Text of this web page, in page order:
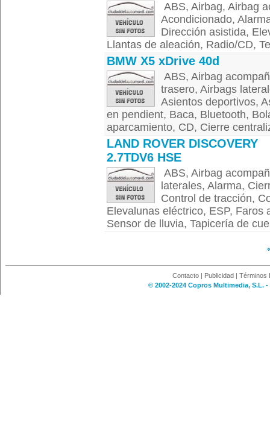
ABS, Airbag, Airbag
Acondicionado,
Dirección asistida,
Llantas de aleación, Radio/CD,
BMW X5 xDrive 40d
ABS, Airbag
trasero, Airbags
Asientos deportivos,
en pendient, Baca, Bluetooth,
aparcamiento, CD, Cierre
LAND ROVER DISCOVERY
2.7TDV6 HSE
ABS, Airbag
laterales, Alarma,
Control de tracción,
Elevalunas eléctrico, ESP,
Sensor de lluvia, Tapicería de
Contacto | Publicidad | Términos
© 2002-2024 Copros Multimedia, S.L.